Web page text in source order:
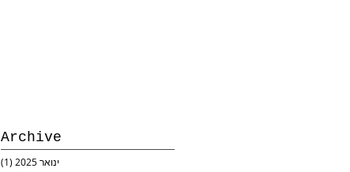
Archive
ינואר 2025 (1)